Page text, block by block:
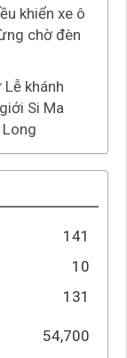
khiển xe ô
chờ đèn
khánh
Si Ma
Long
141
10
131
54,700